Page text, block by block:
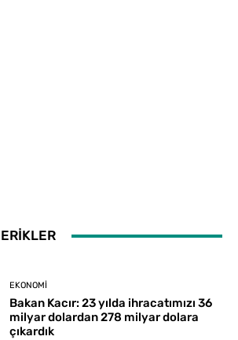
EKONOMI
Bakan Kacır: 23 yılda ihracatımızı 36
milyar dolardan 278 milyar dolara
çıkardık